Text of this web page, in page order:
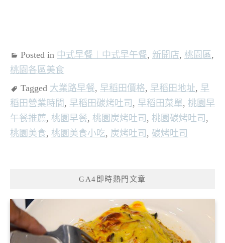
Posted in 中式早餐︱中式早午餐, 新開店, 桃園區 ,
桃園各區美食
Tagged 大業路早餐, 早稻田價格, 早稻田地址, 早
稻田營業時間 , 早稻田碳烤吐司 , 早稻田菜單, 桃園早
午餐推薦, 桃園早餐, 桃園炭烤吐司 , 桃園碳烤吐司 ,
桃園美食, 桃園美食小吃, 炭烤吐司 , 碳烤吐司
GA4即時熱門文章